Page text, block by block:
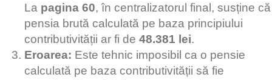
La pagina 60, în centralizatorul final, susține că
pensia brută calculată pe baza principiului
contributivității ar fi de 48.381 lei.
Eroarea: Este tehnic imposibil ca o pensie
calculată pe baza contributivității să fie